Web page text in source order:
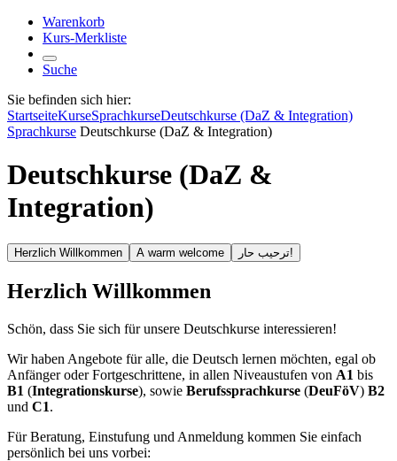
Warenkorb
Kurs-Merkliste
Suche
Sie befinden sich hier:
StartseiteKurseSprachkurseDeutschkurse (DaZ & Integration)
Sprachkurse Deutschkurse (DaZ & Integration)
Deutschkurse (DaZ &
Integration)
Herzlich Willkommen A warm welcome ترحيب حار!
Herzlich Willkommen
Schön, dass Sie sich für unsere Deutschkurse interessieren!
Wir haben Angebote für alle, die Deutsch lernen möchten, egal ob
Anfänger oder Fortgeschrittene, in allen Niveaustufen von A1 bis
B1 (Integrationskurse), sowie Berufssprachkurse (DeuFöV) B2
und C1.
Für Beratung, Einstufung und Anmeldung kommen Sie einfach
persönlich bei uns vorbei: